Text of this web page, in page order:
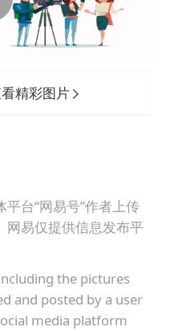
精彩图片
台“网易号”作者上传
网易仅提供信息发布平
the pictures
and posted by a user
media platform